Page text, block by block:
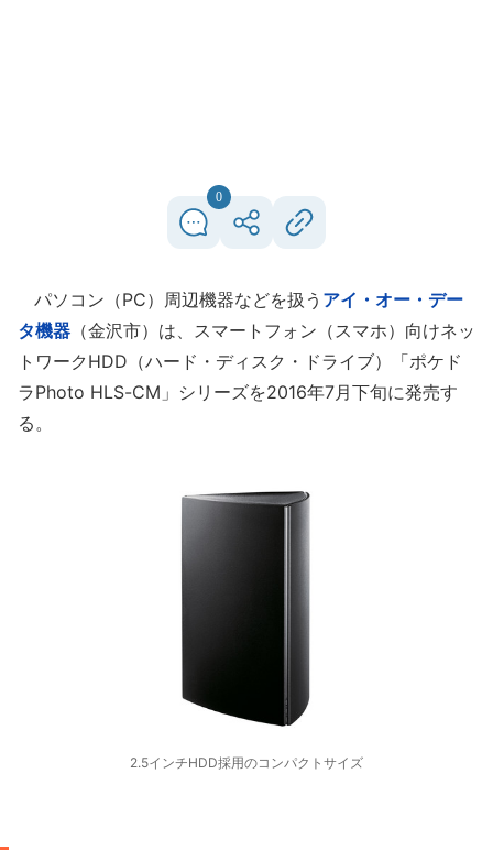
0
パソコン（PC）周辺機器などを扱う アイ・オー・デー
タ機器 （金沢市）は、スマートフォン（スマホ）向けネッ
トワークHDD（ハード・ディスク・ドライブ）「ポケド
ラPhoto HLS-CM」シリーズを2016年7月下旬に発売す
る。
2.5インチHDD採用のコンパクトサイズ